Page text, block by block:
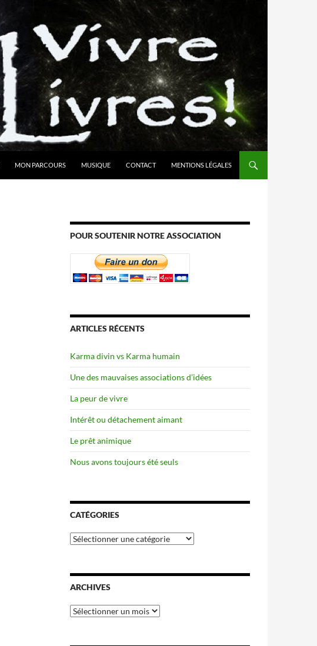
MON PARCOURS MUSIQUE CONTACT MENTIONS LÉGALES
POUR SOUTENIR NOTRE ASSOCIATION
ARTICLES RÉCENTS
Karma divin vs Karma humain
Une des mauvaises associations d’idées
La peur de vivre
Intérêt ou détachement aimant
Le prêt animique
Nous avons toujours été seuls
CATÉGORIES
Catégories
ARCHIVES
Archives